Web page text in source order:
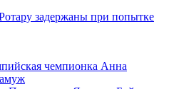
задержаны при попытке
чемпионка Анна